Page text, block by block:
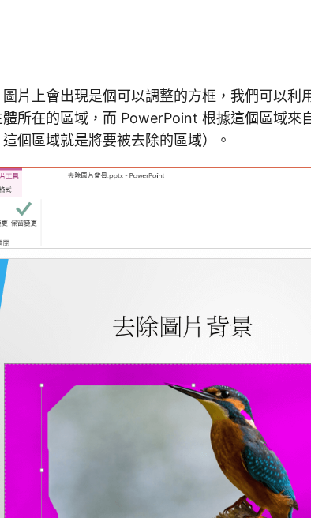
片上會出現是個可以調整的方框，我們可以利
所在的區域，而 PowerPoint 根據這個區域來
個區域就是將要被去除的區域）。